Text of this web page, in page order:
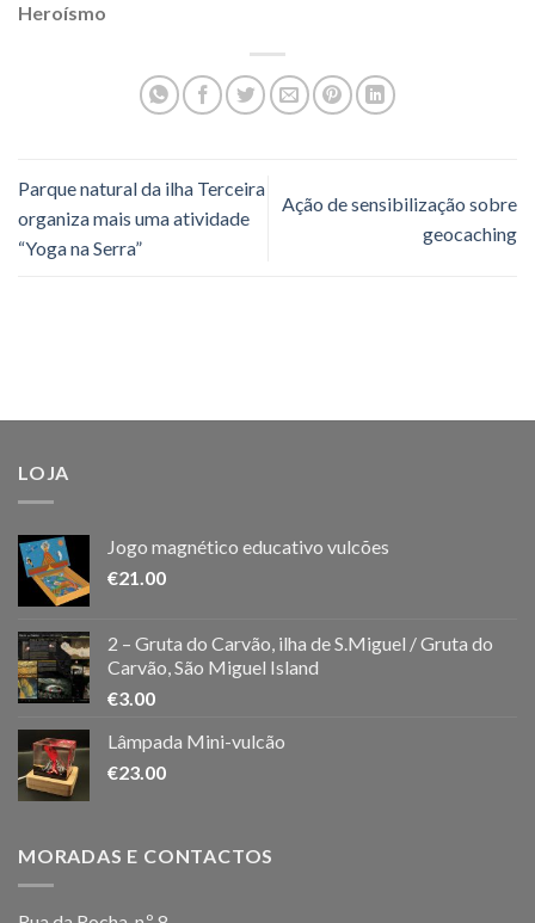
Heroísmo
Parque natural da ilha Terceira
organiza mais uma atividade
“Yoga na Serra”
Ação de sensibilização sobre
geocaching
LOJA
Jogo magnético educativo vulcões
€21.00
2 – Gruta do Carvão, ilha de S.Miguel / Gruta do
Carvão, São Miguel Island
€3.00
Lâmpada Mini-vulcão
€23.00
MORADAS E CONTACTOS